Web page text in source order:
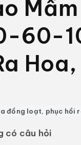
60-
đồng loạt, phục hồi
có câu hỏi